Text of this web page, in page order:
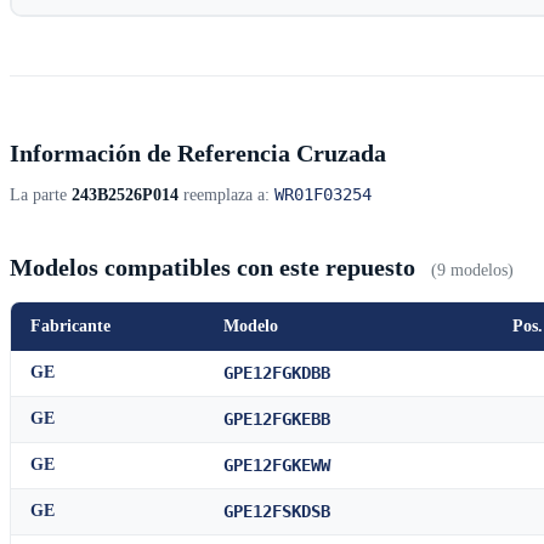
Información de Referencia Cruzada
La parte 243B2526P014 reemplaza a: WR01F03254
Modelos compatibles con este repuesto (9 modelos)
Fabricante Modelo Pos.
GE GPE12FGKDBB
GE GPE12FGKEBB
GE GPE12FGKEWW
GE GPE12FSKDSB